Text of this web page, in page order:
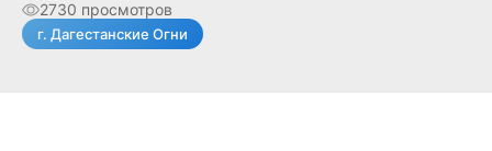
2730 просмотров
г. Дагестанские Огни